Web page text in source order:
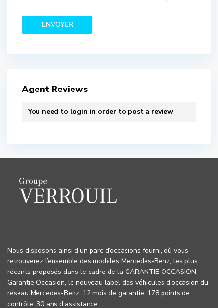
Agent Reviews
You need to login in order to post a review
Nous disposons ainsi d’un parc d’occasions fourni, où vous
retrouverez l’ensemble des modèles Mercedes-Benz, les plus
récents proposés dans le cadre de la GARANTIE OCCASION.
Garantie Occasion, le nouveau label des véhicules d’occasion du
réseau Mercedes-Benz. 12 mois de garantie, 178 points de
contrôle, 30 ans d’assistance…